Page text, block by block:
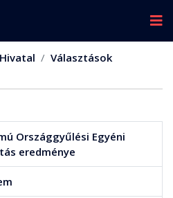
Hivatal
Választások
Országgyűlési Egyéni
eredménye